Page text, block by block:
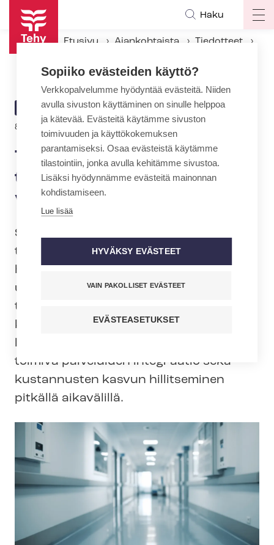
Hyppää
pääsisältöön
Haku
Etusivu Ajankohtaista
Tiedotteet
ARTIKKELIN
KATEGORIA
TIEDOTE
8.3.2019 | 12:11
Tehy sotesta: Alkuperäiset
tavoitteet keskiöön, toteutus
vaiheittain
Suomeen tarvitaan sosiaali- ja
terveydenhuollon uudistus. Seuraavan
hallituksen on Tehyn mukaan otettava
uudelleen keskiöön alkuperäiset
tavoitteet: terveys- ja hyvinvointierojen
kaventaminen, isommat hartiat eli
laajemmat väestöpohjat järjestämiseen,
toimiva palveluiden integraatio sekä
kustannusten kasvun hillitseminen
pitkällä aikavälillä.
Sopiiko evästeiden käyttö?
Verkkopalvelumme hyödyntää evästeitä. Niiden
avulla sivuston käyttäminen on sinulle helppoa
ja kätevää. Evästeitä käytämme sivuston
toimivuuden ja käyttökokemuksen
parantamiseksi. Osaa evästeistä käytämme
tilastointiin, jonka avulla kehitämme sivustoa.
Lisäksi hyödynnämme evästeitä mainonnan
kohdistamiseen.
Lue lisää
HYVÄKSY EVÄSTEET
VAIN PAKOLLISET EVÄSTEET
EVÄSTEASETUKSET